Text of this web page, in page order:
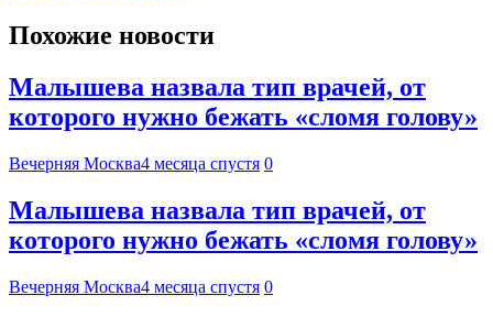
Похожие новости
Малышева назвала тип врачей, от
которого нужно бежать «сломя голову»
Вечерняя Москва4 месяца спустя 0
Малышева назвала тип врачей, от
которого нужно бежать «сломя голову»
Вечерняя Москва4 месяца спустя 0